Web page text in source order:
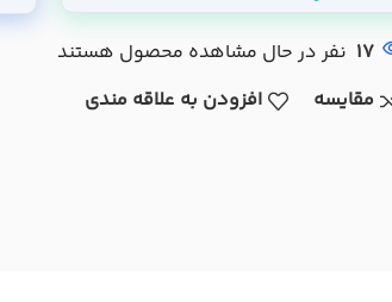
17 نفر در حال مشاهده محصول هستند
مقایسه
افزودن به علاقه مندی